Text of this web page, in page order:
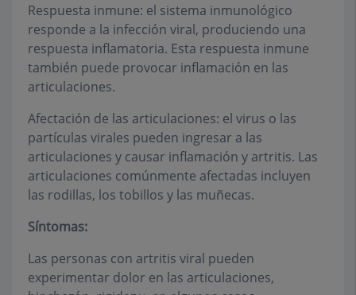
Respuesta inmune: el sistema inmunológico
responde a la infección viral, produciendo una
respuesta inflamatoria. Esta respuesta inmune
también puede provocar inflamación en las
articulaciones.
Afectación de las articulaciones: el virus o las
partículas virales pueden ingresar a las
articulaciones y causar inflamación y artritis. Las
articulaciones comúnmente afectadas incluyen
las rodillas, los tobillos y las muñecas.
Síntomas:
Las personas con artritis viral pueden
experimentar dolor en las articulaciones,